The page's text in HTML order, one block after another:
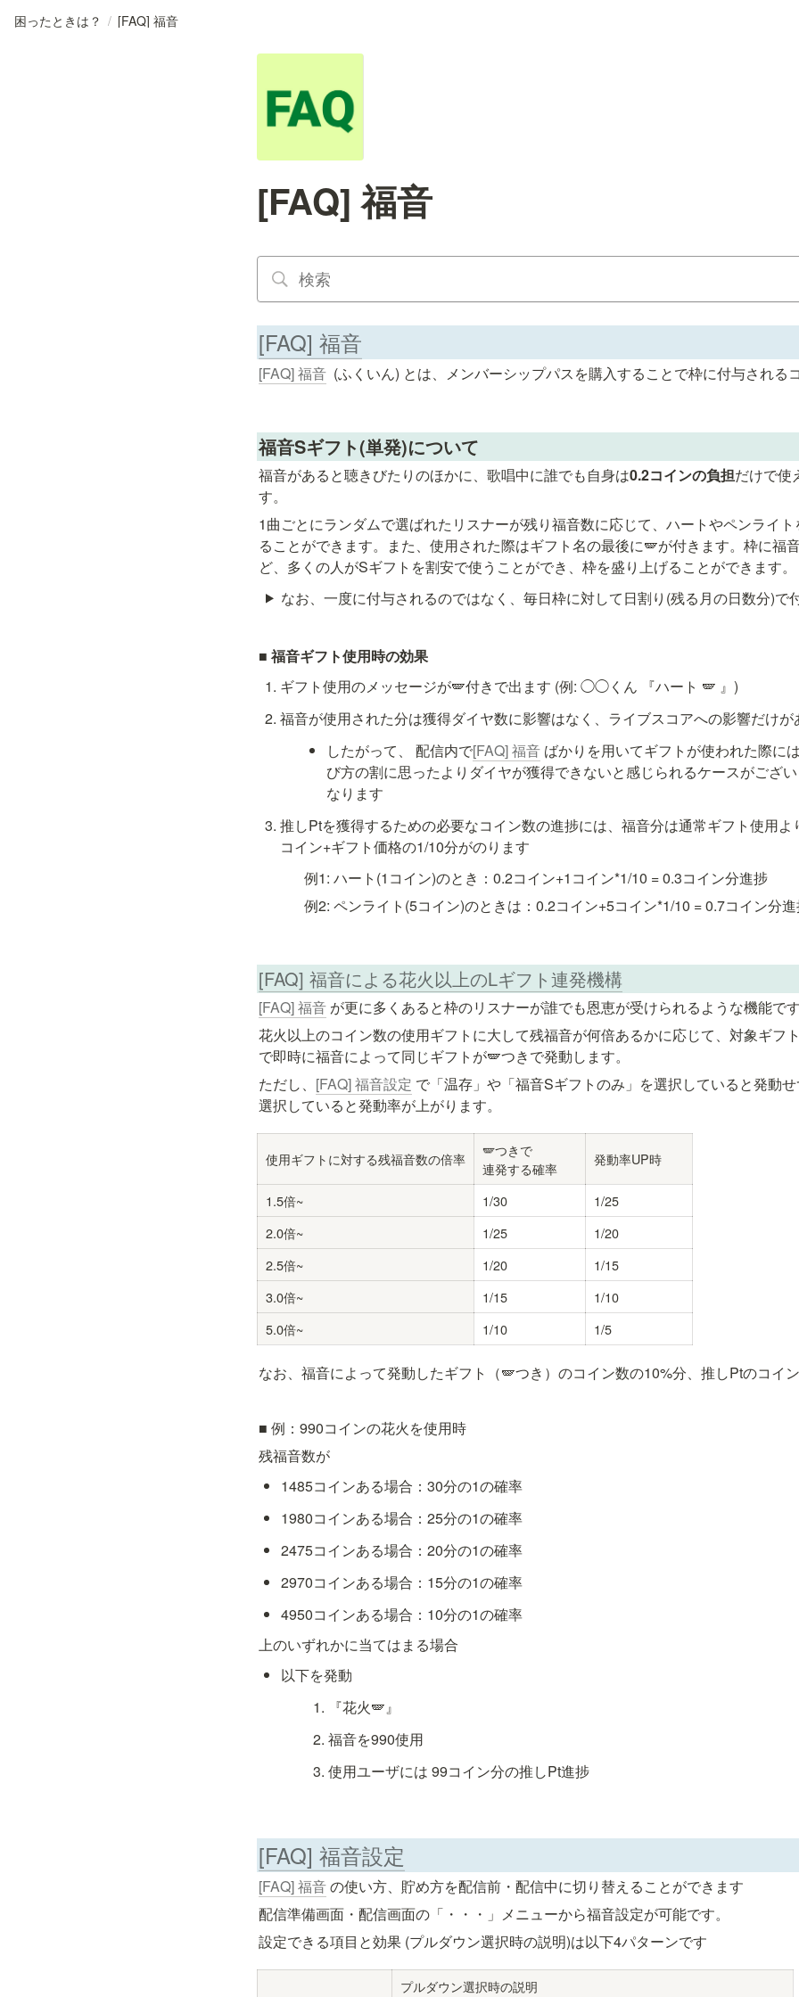
困ったときは？ / [FAQ] 福音
[FAQ] 福音
[FAQ] 福音
[FAQ] 福音
(ふくいん) とは、メンバーシップパスを購入することで枠に付与される
福音Sギフト(単発)について
福音があると聴きびたりのほかに、歌唱中に誰でも自身は0.2コインの負担だけで使
す。
1曲ごとにランダムで選ばれたリスナーが残り福音数に応じて、ハートやペンライ
ることができます。
また、使用された際はギフト名の最後に🪽が付きます。枠に福
ど、多くの人がSギフトを割安で使うことができ、枠を盛り上げることができます。
なお、 一度に付与されるのではなく、 毎日枠に対して日割り(残る月の日数分)で
■ 福音ギフト使用時の効果
ギフト使用のメッセージが🪽付きで出ます (例: ◯◯くん 『ハート 🪽 』)
福音が使用された分は獲得ダイヤ数に影響はなく、ライブスコアへの影響だけが
したがって、 配信内で[FAQ] 福音 ばかりを用いてギフトが使われた際に
び方の割に思ったよりダイヤが獲得できないと感じられるケースがござ
なります
推しPtを獲得するための必要なコイン数の進捗には、福音分は通常ギフト使用
コイン+ギフト価格の1/10分がのります
例1: ハート(1コイン)のとき：0.2コイン+1コイン*1/10 = 0.3コイン分進捗
例2: ペンライト(5コイン)のときは：0.2コイン+5コイン*1/10 = 0.7コイン分
[FAQ] 福音による花火以上のLギフト連発機構
[FAQ] 福音 が更に多くあると枠のリスナーが誰でも恩恵が受けられるような機能です
花火以上のコイン数の使用ギフトに大して残福音が何倍あるかに応じて、対象ギフ
で即時に福音によって同じギフトが🪽つきで発動します。
ただし、 [FAQ] 福音設定 で「温存」や「福音Sギフトのみ」を選択していると発動
選択していると発動率が上がります。
使用ギフトに対する残福音数の倍率
🪽つきで
連発する確率
発動率UP時
1.5倍~ 1/30
1/25
2.0倍~
1/25
1/20
2.5倍~
1/20
1/15
3.0倍~
1/15
1/10
5.0倍~
1/10 1/5
なお、福音によって発動したギフト（🪽つき）のコイン数の10%分、推しPtのコイ
■ 例：990コインの花火を使用時
残福音数が
1485コインある場合：30分の1の確率
1980コインある場合：25分の1の確率
2475コインある場合：20分の1の確率
2970コインある場合：15分の1の確率
4950コインある場合：10分の1の確率
上のいずれかに当てはまる場合
以下を発動
『花火🪽』
福音を990使用
使用ユーザには 99コイン分の推しPt進捗
[FAQ] 福音設定
[FAQ] 福音 の使い方、貯め方を配信前・配信中に切り替えることができます
配信準備画面・配信画面の「・・・」メニューから福音設定が可能です。
設定できる項目と効果 (プルダウン選択時の説明)は以下4パターンです
プルダウン選択時の説明